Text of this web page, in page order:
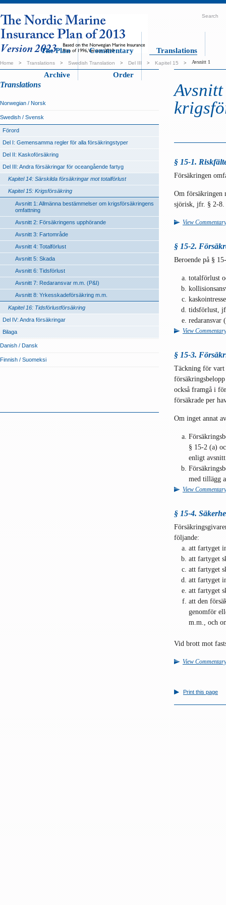
The Plan Commentary Translations
Archive Order
Search
Home > Translations > Swedish Translation > Del III > Kapitel 15 > Avsnitt 1
Translations
Norwegian / Norsk
Swedish / Svensk
Förord
Del I: Gemensamma regler för alla försäkringstyper
Del II: Kaskoförsäkring
Del III: Andra försäkringar för oceangående fartyg
Kapitel 14: Särskilda försäkringar mot totalförlust
Kapitel 15: Krigsförsäkring
Avsnitt 1: Allmänna bestämmelser om krigsförsäkringens
omfattning
Avsnitt 2: Försäkringens upphörande
Avsnitt 3: Fartområde
Avsnitt 4: Totalförlust
Avsnitt 5: Skada
Avsnitt 6: Tidsförlust
Avsnitt 7: Redaransvar m.m. (P&I)
Avsnitt 8: Yrkesskadeförsäkring m.m.
Kapitel 16: Tidsförlustförsäkring
Del IV: Andra försäkringar
Bilaga
Danish / Dansk
Finnish / Suomeksi
§ 15-1.
Försäkringen
Om försäkringen
sjörisk, jfr. § 2-8.
View Commentary
§ 15-2.
Beroende på §
totalförlust
tidsförlust,
redaransvar
View Commentary
§ 15-3.
Täckning för vart
också framgå i
försäkrade per
Om inget annat
§ 15-2 (a)
enligt
med tillägg
View Commentary
§ 15-4.
följande:
att fartyget
att fartyget
att fartyget
att fartyget
att fartyget
att den
genomför
m.m., och
Vid brott mot
View Commentary
Print this page